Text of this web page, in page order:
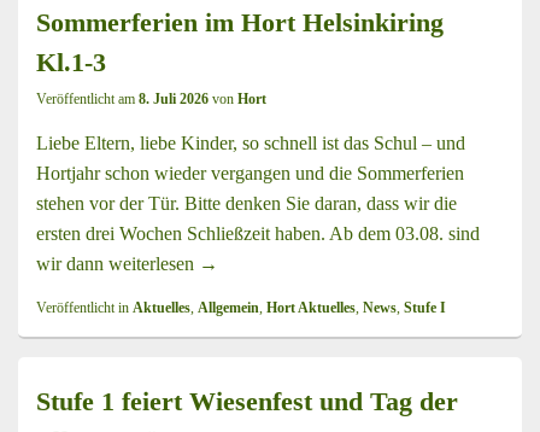
Sommerferien im Hort Helsinkiring
Kl.1-3
Veröffentlicht am 8. Juli 2026 von Hort
Liebe Eltern, liebe Kinder, so schnell ist das Schul – und
Hortjahr schon wieder vergangen und die Sommerferien
stehen vor der Tür. Bitte denken Sie daran, dass wir die
ersten drei Wochen Schließzeit haben. Ab dem 03.08. sind
wir dann weiterlesen Sommerferien im Hort Helsinkiring Kl.1-3
→
Veröffentlicht in Aktuelles, Allgemein, Hort Aktuelles, News, Stufe I
Stufe 1 feiert Wiesenfest und Tag der